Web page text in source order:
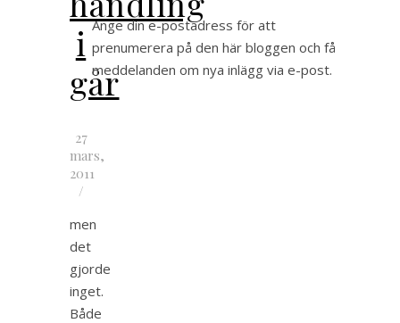
i
går
27
mars,
2011
/
men
det
gjorde
inget.
Både
Ange din e-postadress för att
prenumerera på den här bloggen och få
meddelanden om nya inlägg via e-post.